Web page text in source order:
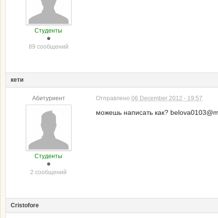
Студенты
89 сообщений
кети
Абитуриент
Студенты
2 сообщений
Отправлено 06 December 2012 - 19:57
можешь написать как?
Cristofore